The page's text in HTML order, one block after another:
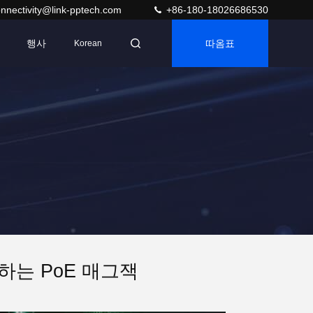
pptech.com +86-180-18026686530
행사 Korean 따옴표
는 PoE 매그잭